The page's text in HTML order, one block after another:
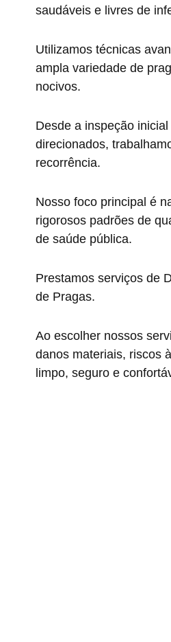
saudáveis e livres de
Utilizamos técnicas
ampla variedade de
nocivos.
Desde a inspeção
direcionados,
recorrência.
Nosso foco principal é
rigorosos padrões de
de saúde pública.
Prestamos serviços de
de Pragas.
Ao escolher nossos
danos materiais, riscos
limpo, seguro e